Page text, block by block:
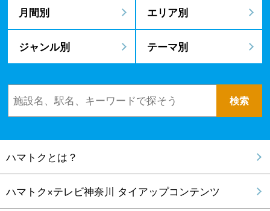
月間別 エリア別
ジャンル別 テーマ別
ハマトクとは？
ハマトク×テレビ神奈川 タイアップコンテンツ